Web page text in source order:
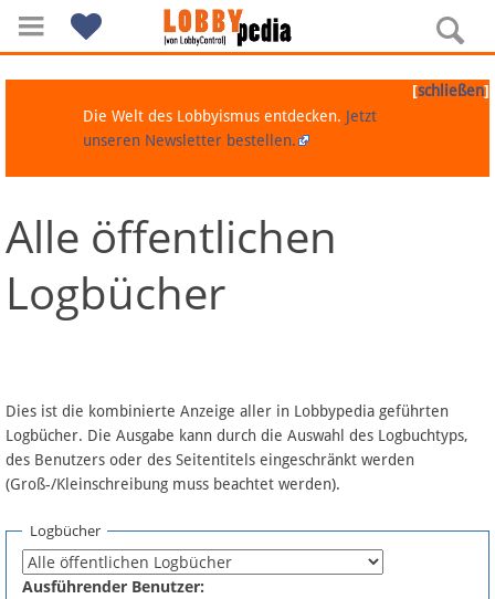
Navigation
Über Lobbypedia
Artikel nach Kategorien
FAQ
Fördermitglied werden
[schließen]
Die Welt des Lobbyismus entdecken. Jetzt
unseren Newsletter bestellen.
Alle öffentlichen
Logbücher
Dies ist die kombinierte Anzeige aller in Lobbypedia geführten
Logbücher. Die Ausgabe kann durch die Auswahl des Logbuchtyps,
des Benutzers oder des Seitentitels eingeschränkt werden
(Groß-/Kleinschreibung muss beachtet werden).
Logbücher
Ausführender Benutzer: